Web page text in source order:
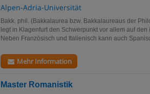
Alpen-Adria-Universität
Bakk. phil. (Bakkalaurea bzw. Bakkalaureaus der
legt in Klagenfurt den Schwerpunkt vor allem auf
Neben Französisch und Italienisch kann auch
Mehr Information
Master Romanistik